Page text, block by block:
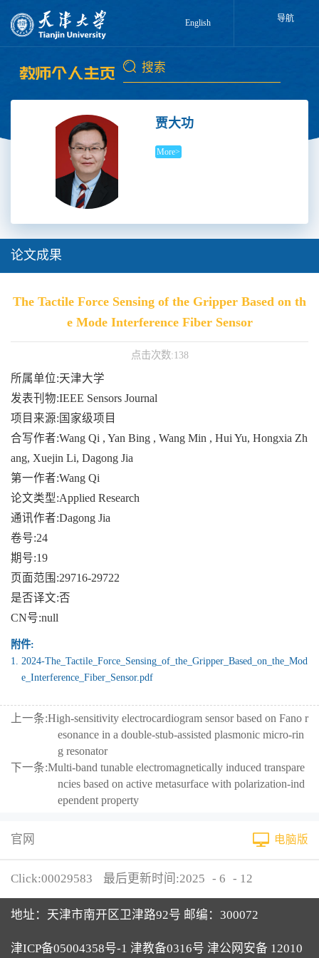
English 导航
贾大功
More>
论文成果
The Tactile Force Sensing of the Gripper Based on th
e Mode Interference Fiber Sensor
点击次数:138
所属单位:天津大学
发表刊物:IEEE Sensors Journal
项目来源:国家级项目
合写作者:Wang Qi , Yan Bing , Wang Min , Hui Yu, Hongxia Zh
ang, Xuejin Li, Dagong Jia
第一作者:Wang Qi
论文类型:Applied Research
通讯作者:Dagong Jia
卷号:24
期号:19
页面范围:29716-29722
是否译文:否
CN号:null
附件:
1.
2024-The_Tactile_Force_Sensing_of_the_Gripper_Based_on_the_Mod
e_Interference_Fiber_Sensor.pdf
上一条:High-sensitivity electrocardiogram sensor based on Fano r
esonance in a double-stub-assisted plasmonic micro-rin
g resonator
下一条:Multi-band tunable electromagnetically induced transpare
ncies based on active metasurface with polarization-ind
ependent property
官网 电脑版
Click:00029583 最后更新时间:2025 - 6 - 12
地址：天津市南开区卫津路92号 邮编：300072
津ICP备05004358号-1 津教备0316号 津公网安备 12010